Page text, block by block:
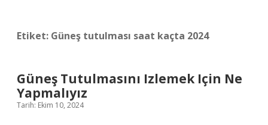
Etiket: Güneş tutulması saat kaçta 2024
Güneş Tutulmasını Izlemek Için Ne
Yapmalıyız
Tarih: Ekim 10, 2024